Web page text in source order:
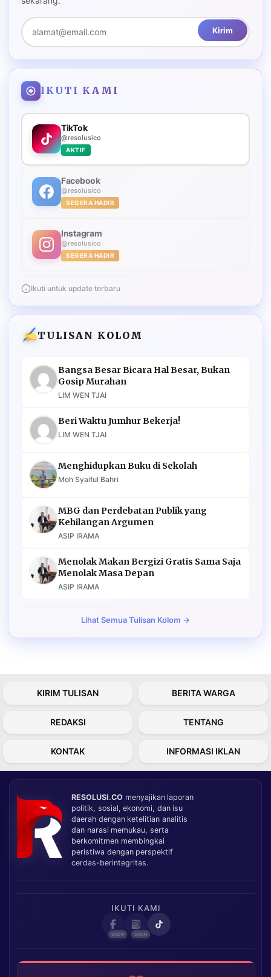
Kirim
IKUTI KAMI
TikTok
@resolusico
AKTIF
Facebook
@resolusico
SEGERA HADIR
Instagram
@resolusico
SEGERA HADIR
Ikuti untuk update terbaru
TULISAN KOLOM
Bangsa Besar Bicara Hal Besar, Bukan
Gosip Murahan
LIM WEN TJAI
Beri Waktu Jumhur Bekerja!
LIM WEN TJAI
Menghidupkan Buku di Sekolah
Moh Syaiful Bahri
MBG dan Perdebatan Publik yang
Kehilangan Argumen
ASIP IRAMA
Menolak Makan Bergizi Gratis Sama Saja
Menolak Masa Depan
ASIP IRAMA
Lihat Semua Tulisan Kolom →
KIRIM TULISAN BERITA WARGA
REDAKSI TENTANG
KONTAK INFORMASI IKLAN
RESOLUSI.CO menyajikan laporan
politik, sosial, ekonomi, dan isu
daerah dengan ketelitian analitis
dan narasi memukau, serta
berkomitmen membingkai
peristiwa dengan perspektif
cerdas-berintegritas.
IKUTI KAMI